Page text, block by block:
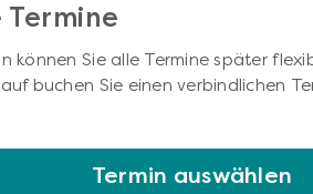
können Sie alle Termine später
buchen Sie einen verbindlichen
Termin auswählen